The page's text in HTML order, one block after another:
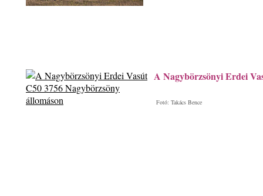
A Nagybörzsönyi Erdei
Fotó: Takács Bence